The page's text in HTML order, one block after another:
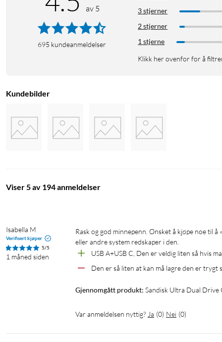
av 5
695 kundeanmeldelser
3 stjerner
2 stjerner
1 stjerne
Klikk her ovenfor for å
Kundebilder
Viser 5 av 194 anmeldelser
Isabella M
Verifisert kjøper
5/5
1 måned siden
Rask og god minnepenn. Ønsket å kjøpe noe til å «future proof» en backup jeg enda kan bruke når jeg trenger å legge ISO
eller andre system redskaper i den.
USB A+USB C, Den er veldig liten så hvis
Den er så liten at kan må lagre den er trygt
Gjennomgått produkt: Sandisk Ultra Dual Drive
Var anmeldelsen nyttig? Ja (0) Nei (0)